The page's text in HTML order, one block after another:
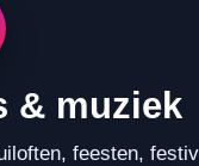
& muziek
feesten,